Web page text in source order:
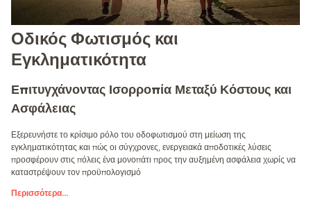
Οδικός Φωτισμός και
Εγκληματικότητα
Επιτυγχάνοντας Ισορροπία Μεταξύ Κόστους και
Ασφάλειας
Εξερευνήστε το κρίσιμο ρόλο του οδοφωτισμού στη μείωση της
εγκληματικότητας και πώς οι σύγχρονες, ενεργειακά αποδοτικές λύσεις
προσφέρουν στις πόλεις ένα μονοπάτι προς την αυξημένη ασφάλεια χωρίς να
καταστρέψουν τον προϋπολογισμό
Περισσότερα...